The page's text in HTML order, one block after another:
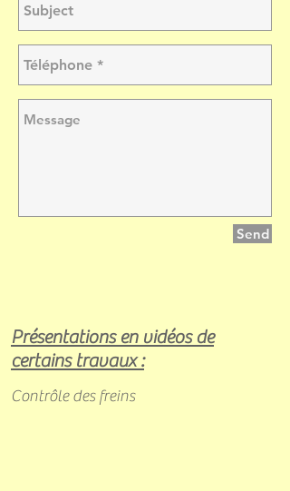
Send
Présentations en vidéos de
certains travaux :
Contrôle des freins